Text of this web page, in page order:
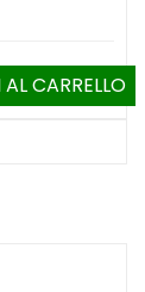
CARRELLO